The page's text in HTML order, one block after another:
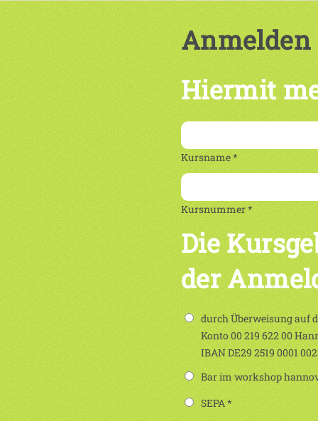
Anmelden
Hiermit
Kursname *
Kursnummer *
Die
der
durch Überweisung auf
Konto 00 219 622 00
IBAN DE29 2519 0001
Bar im workshop
SEPA *